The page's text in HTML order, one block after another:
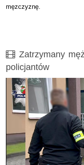
męzczyznę.
Film
Zatrzymany
policjantów
Opis filmu: